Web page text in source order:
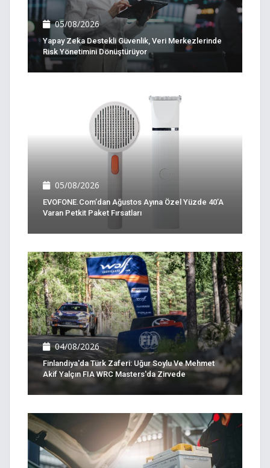
05/08/2026
Yapay Zeka Destekli Güvenlik, Veri Merkezlerinde
Risk Yönetimini Dönüştürüyor
05/08/2026
EVOFONE.com’dan Ağustos Ayına Özel Yüzde 40’a
Varan Petkit Paket Fırsatları
04/08/2026
Finlandiya'da Türk Zaferi: Uğur Soylu Ve Mehmet
Akif Yalçın FIA WRC Masters'da Zirvede